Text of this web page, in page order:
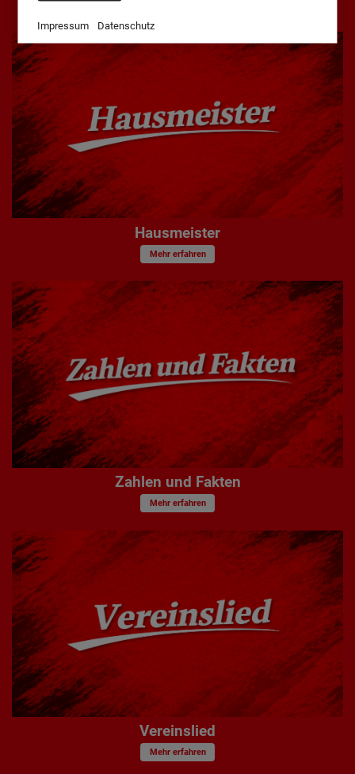
Impressum Datenschutz
Hausmeister
Mehr erfahren
Zahlen und Fakten
Mehr erfahren
Vereinslied
Mehr erfahren